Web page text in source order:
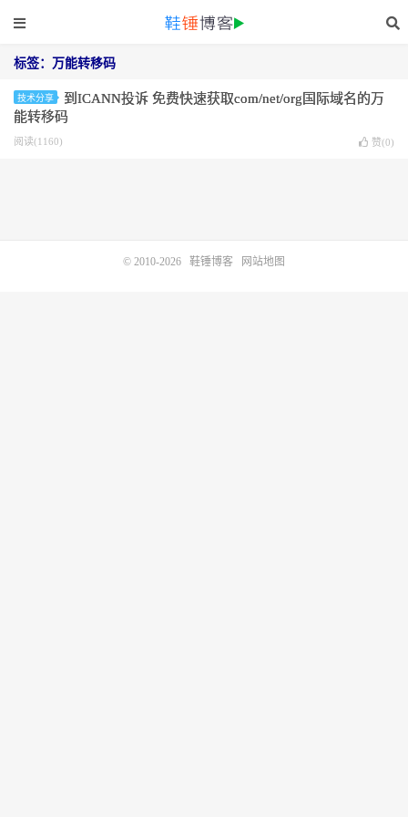
标签：万能转移码
技术分享
到ICANN投诉 免费快速获取com/net/org国际域名的万
能转移码
阅读(1160) 赞(0)
© 2010-2026 鞋锤博客 网站地图